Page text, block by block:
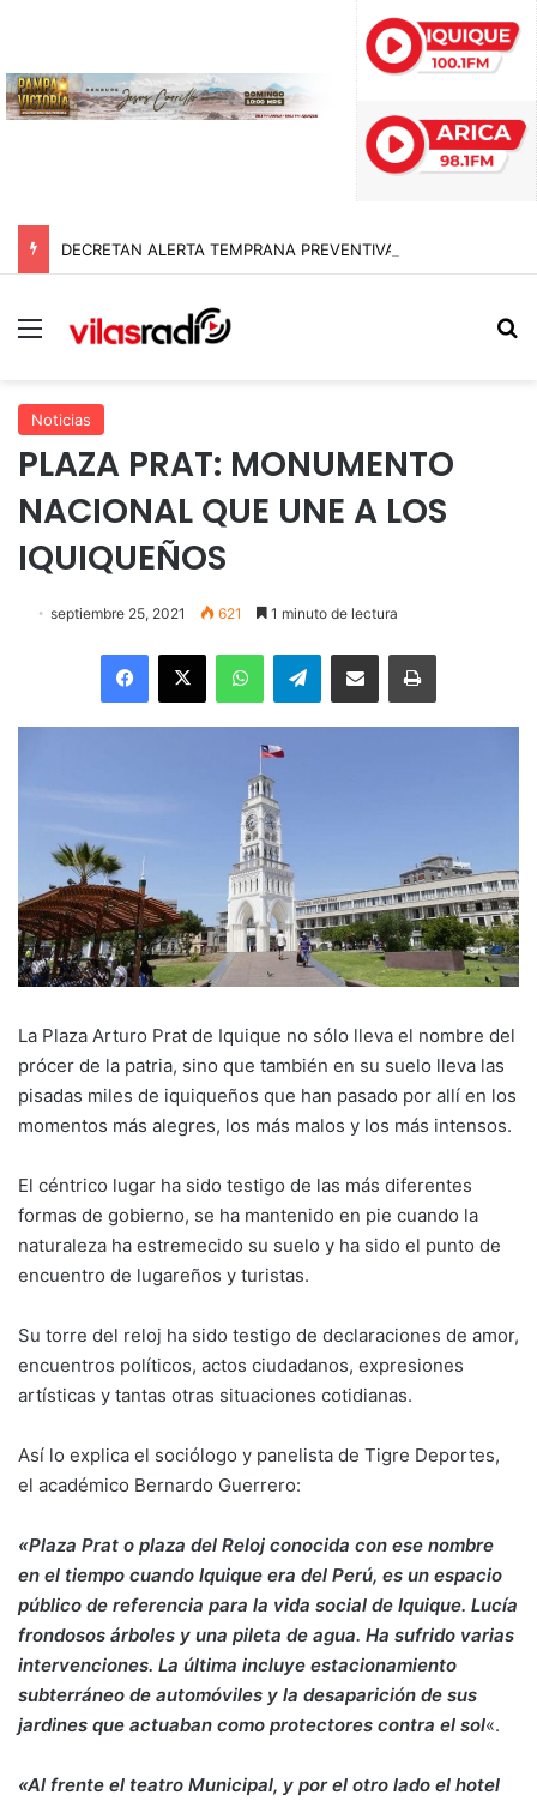
Menú
Noticias
PLAZA PRAT: MONUMENTO
NACIONAL QUE UNE A LOS
IQUIQUEÑOS
septiembre 25, 2021 621 1 minuto de lectura
Facebook
X WhatsAppTelegramEnviar vía email Imprimir
La Plaza Arturo Prat de Iquique no sólo lleva el nombre del
prócer de la patria, sino que también en su suelo lleva las
pisadas miles de iquiqueños que han pasado por allí en los
momentos más alegres, los más malos y los más intensos.
El céntrico lugar ha sido testigo de las más diferentes
formas de gobierno, se ha mantenido en pie cuando la
naturaleza ha estremecido su suelo y ha sido el punto de
encuentro de lugareños y turistas.
Su torre del reloj ha sido testigo de declaraciones de amor,
encuentros políticos, actos ciudadanos, expresiones
artísticas y tantas otras situaciones cotidianas.
Así lo explica el sociólogo y panelista de Tigre Deportes,
el académico Bernardo Guerrero:
«Plaza Prat o plaza del Reloj conocida con ese nombre
en el tiempo cuando Iquique era del Perú, es un espacio
público de referencia para la vida social de Iquique. Lucía
frondosos árboles y una pileta de agua. Ha sufrido varias
intervenciones. La última incluye estacionamiento
subterráneo de automóviles y la desaparición de sus
jardines que actuaban como protectores contra el sol«.
«Al frente el teatro Municipal, y por el otro lado el hotel